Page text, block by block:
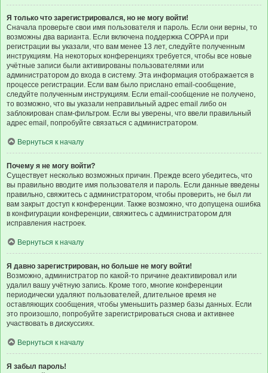
Я только что зарегистрировался, но не могу войти!
Сначала проверьте свои имя пользователя и пароль. Если они верны, то
возможны два варианта. Если включена поддержка COPPA и при
регистрации вы указали, что вам менее 13 лет, следуйте полученным
инструкциям. На некоторых конференциях требуется, чтобы все новые
учётные записи были активированы пользователями или
администратором до входа в систему. Эта информация отображается в
процессе регистрации. Если вам было прислано email-сообщение,
следуйте полученным инструкциям. Если email-сообщение не получено,
то возможно, что вы указали неправильный адрес email либо он
заблокирован спам-фильтром. Если вы уверены, что ввели правильный
адрес email, попробуйте связаться с администратором.
Вернуться к началу
Почему я не могу войти?
Существует несколько возможных причин. Прежде всего убедитесь, что
вы правильно вводите имя пользователя и пароль. Если данные введены
правильно, свяжитесь с администратором, чтобы проверить, не был ли
вам закрыт доступ к конференции. Также возможно, что допущена ошибка
в конфигурации конференции, свяжитесь с администратором для
исправления настроек.
Вернуться к началу
Я давно зарегистрирован, но больше не могу войти!
Возможно, администратор по какой-то причине деактивировал или
удалил вашу учётную запись. Кроме того, многие конференции
периодически удаляют пользователей, длительное время не
оставляющих сообщения, чтобы уменьшить размер базы данных. Если
это произошло, попробуйте зарегистрироваться снова и активнее
участвовать в дискуссиях.
Вернуться к началу
Я забыл пароль!